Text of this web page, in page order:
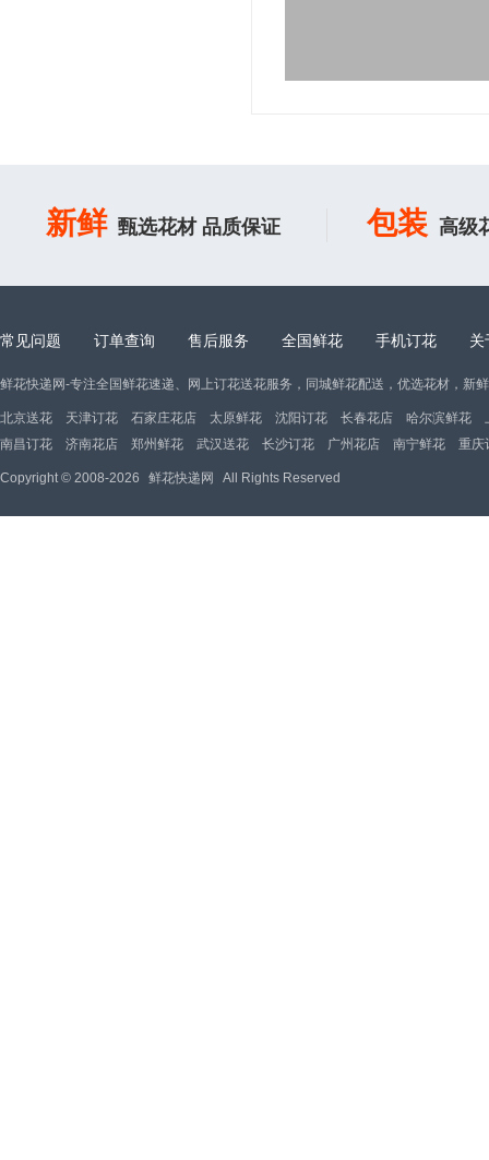
新鲜 甄选花材 品质保证 包装 高级
常见问题 订单查询 售后服务 全国鲜花 手机订花 关
鲜花快递网-专注全国鲜花速递、网上订花送花服务，同城鲜花配送，优选花材，新
北京送花 天津订花 石家庄花店 太原鲜花 沈阳订花 长春花店 哈尔滨鲜花
南昌订花
济南花店 郑州鲜花 武汉送花 长沙订花 广州花店 南宁鲜花 重庆
Copyright © 2008-2026 鲜花快递网 All Rights Reserved